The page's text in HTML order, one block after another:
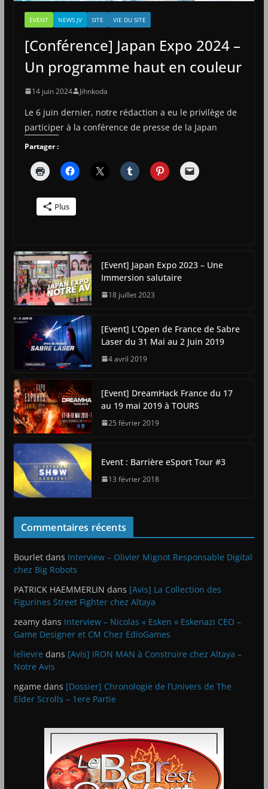
EVENT NEWS JV SITE VIE DU SITE
[Conférence] Japan Expo 2024 –
Un programme haut en couleur
14 juin 2024 Jihnkoda
Le 6 juin dernier, notre rédaction a eu le privilège de
participer à la conférence de presse de la Japan
Partager :
Plus
[Event] Japan Expo 2023 – Une
Immersion salutaire
18 juillet 2023
[Event] L’Open de France de Sabre
Laser du 31 Mai au 2 Juin 2019
4 avril 2019
[Event] DreamHack France du 17
au 19 mai 2019 à TOURS
25 février 2019
Event : Barrière eSport Tour #3
13 février 2018
Commentaires récents
Bourletdans Interview – Olivier Mignot Responsable Digital
chez Big Robots
PATRICK HAEMMERLIN dans [Avis] La Collection des
Figurines Street Fighter chez Altaya
zeamydans Interview – Nicolas « Esken » Eskenazi CEO –
Game Designer et CM Chez EdioGames
lelievre dans [Avis] IRON MAN à Construire chez Altaya –
Notre Avis
ngame dans [Dossier] Chronologie de l’Univers de The
Elder Scrolls – 1ere Partie